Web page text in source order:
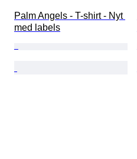
Palm Angels - T-shirt - Nyt
med labels